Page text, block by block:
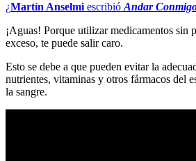
¿Martín Anselmi escribió Andar
¡Aguas! Porque utilizar medicamentos sin
exceso, te puede salir caro.
Esto se debe a que pueden evitar la
nutrientes, vitaminas y otros fármacos del
la sangre.